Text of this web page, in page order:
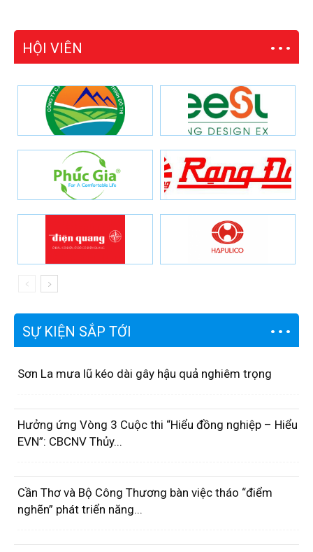
HỘI VIÊN
SỰ KIỆN SẮP TỚI
Sơn La mưa lũ kéo dài gây hậu quả nghiêm trọng
Hưởng ứng Vòng 3 Cuộc thi “Hiểu đồng nghiệp – Hiểu
EVN”: CBCNV Thủy...
Cần Thơ và Bộ Công Thương bàn việc tháo “điểm
nghẽn” phát triển năng...